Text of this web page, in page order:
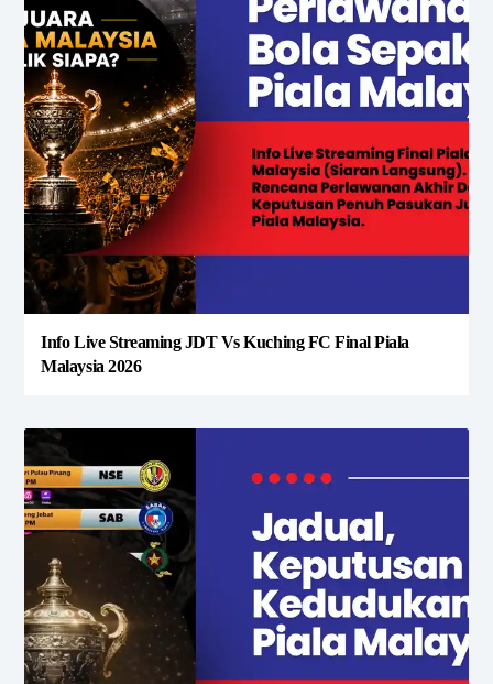
Info Live Streaming JDT Vs Kuching FC Final Piala
Malaysia 2026